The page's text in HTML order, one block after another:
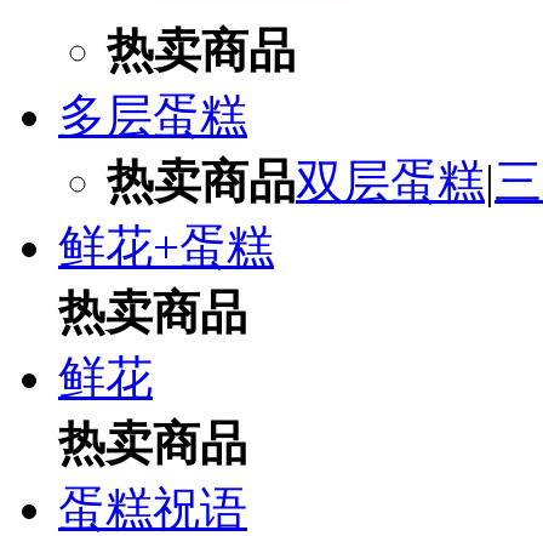
热卖商品
多层蛋糕
热卖商品双层蛋糕|
鲜花+蛋糕
热卖商品
鲜花
热卖商品
蛋糕祝语